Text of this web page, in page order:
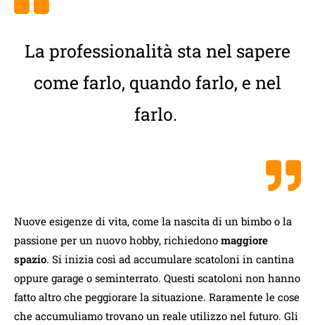
La professionalità sta nel sapere
come farlo, quando farlo, e nel
farlo.
Nuove esigenze di vita, come la nascita di un bimbo o la
passione per un nuovo hobby, richiedono maggiore
spazio. Si inizia così ad accumulare scatoloni in cantina
oppure garage o seminterrato. Questi scatoloni non hanno
fatto altro che peggiorare la situazione. Raramente le cose
che accumuliamo trovano un reale utilizzo nel futuro. Gli